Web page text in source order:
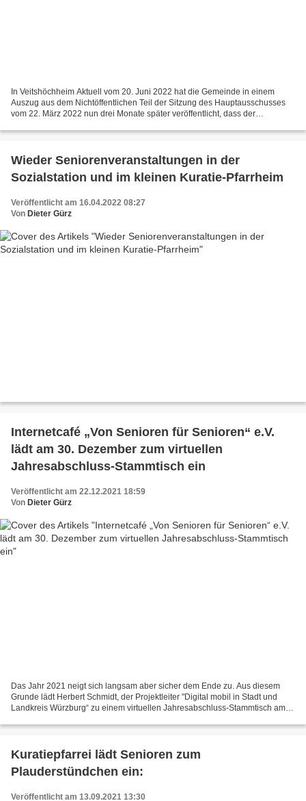
In Veitshöchheim Aktuell vom 20. Juni 2022 hat die Gemeinde in einem
Auszug aus dem Nichtöffentlichen Teil der Sitzung des Hauptausschusses
vom 22. März 2022 nun drei Monate später veröffentlicht, dass der
Wieder Seniorenveranstaltungen in der
Sozialstation und im kleinen Kuratie-Pfarrheim
Veröffentlicht am 16.04.2022 08:27
Von Dieter Gürz
Internetcafé „Von Senioren für Senioren“ e.V.
lädt am 30. Dezember zum virtuellen
Jahresabschluss-Stammtisch ein
Veröffentlicht am 22.12.2021 18:59
Von Dieter Gürz
Das Jahr 2021 neigt sich langsam aber sicher dem Ende zu. Aus diesem
Grunde lädt Herbert Schmidt, der Projektleiter "Digital mobil in Stadt und
Landkreis Würzburg“ zu einem virtuellen Jahresabschluss-Stammtisch am
Kuratiepfarrei lädt Senioren zum
Plauderstündchen ein:
Veröffentlicht am 13.09.2021 13:30